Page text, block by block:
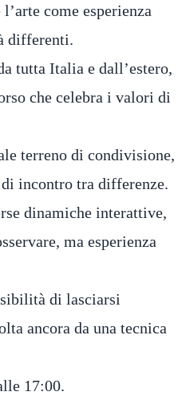
come esperienza
differenti.
tutta Italia e dall’estero,
che celebra i valori di
terreno di condivisione,
incontro tra differenze.
dinamiche interattive,
ma esperienza
di lasciarsi
ancora da una tecnica
17:00.